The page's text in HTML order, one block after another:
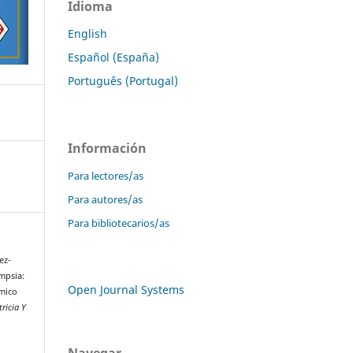
Y
Idioma
English
Español (España)
Português (Portugal)
Información
Para lectores/as
Para autores/as
Para bibliotecarios/as
Open Journal Systems